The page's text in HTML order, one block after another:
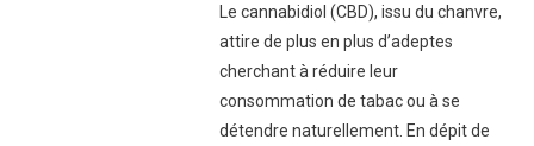
Le cannabidiol (CBD), issu du chanvre,
attire de plus en plus d’adeptes
cherchant à réduire leur
consommation de tabac ou à se
détendre naturellement. En dépit de